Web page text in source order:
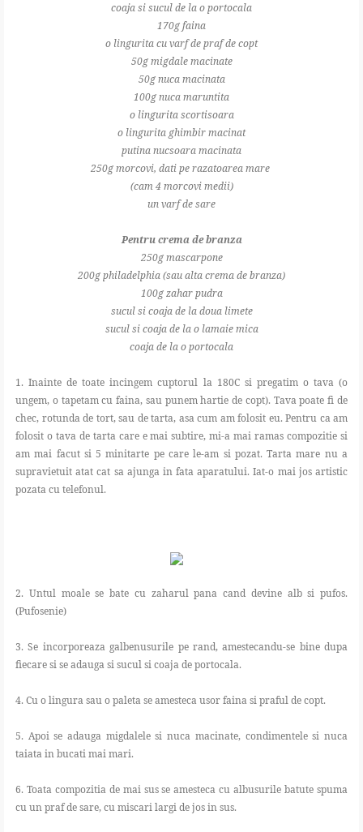
coaja si sucul de la o portocala
170g faina
o lingurita cu varf de praf de copt
50g migdale macinate
50g nuca macinata
100g nuca maruntita
o lingurita scortisoara
o lingurita ghimbir macinat
putina nucsoara macinata
250g morcovi, dati pe razatoarea mare
(cam 4 morcovi medii)
un varf de sare
Pentru crema de branza
250g mascarpone
200g philadelphia (sau alta crema de branza)
100g zahar pudra
sucul si coaja de la doua limete
sucul si coaja de la o lamaie mica
coaja de la o portocala
1. Inainte de toate incingem cuptorul la 180C si pregatim o tava (o
ungem, o tapetam cu faina, sau punem hartie de copt). Tava poate fi de
chec, rotunda de tort, sau de tarta, asa cum am folosit eu. Pentru ca am
folosit o tava de tarta care e mai subtire, mi-a mai ramas compozitie si
am mai facut si 5 minitarte pe care le-am si pozat. Tarta mare nu a
supravietuit atat cat sa ajunga in fata aparatului. Iat-o mai jos artistic
pozata cu telefonul.
2. Untul moale se bate cu zaharul pana cand devine alb si pufos.
(Pufosenie)
3. Se incorporeaza galbenusurile pe rand, amestecandu-se bine dupa
fiecare si se adauga si sucul si coaja de portocala.
4. Cu o lingura sau o paleta se amesteca usor faina si praful de copt.
5. Apoi se adauga migdalele si nuca macinate, condimentele si nuca
taiata in bucati mai mari.
6. Toata compozitia de mai sus se amesteca cu albusurile batute spuma
cu un praf de sare, cu miscari largi de jos in sus.